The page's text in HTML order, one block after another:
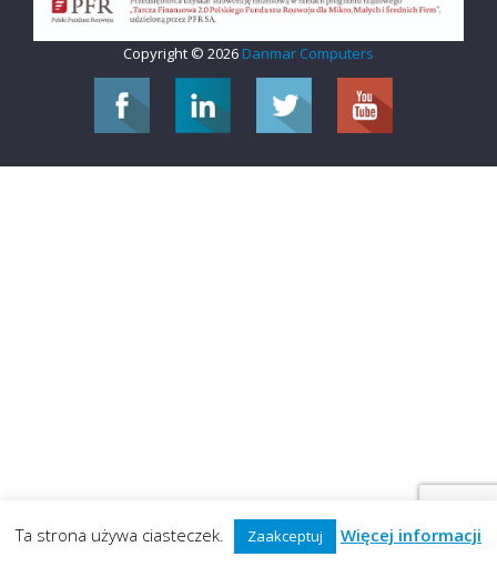
Copyright © 2026 Danmar Computers
Ta strona używa ciasteczek. Zaakceptuj Więcej informacji